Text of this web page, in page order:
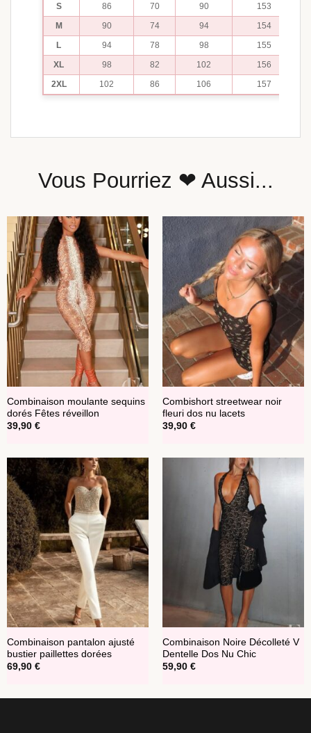
S 86 70 90
153
M
90 74 94
154
L
94 78 98
155
XL
98 82 102
156
2XL
102 86 106 157
Vous Pourriez ❤ Aussi...
Combinaison moulante sequins
dorés Fêtes réveillon
39,90 €
Combishort streetwear noir
fleuri dos nu lacets
39,90 €
Combinaison pantalon ajusté
bustier paillettes dorées
69,90 €
Combinaison Noire Décolleté V
Dentelle Dos Nu Chic
59,90 €